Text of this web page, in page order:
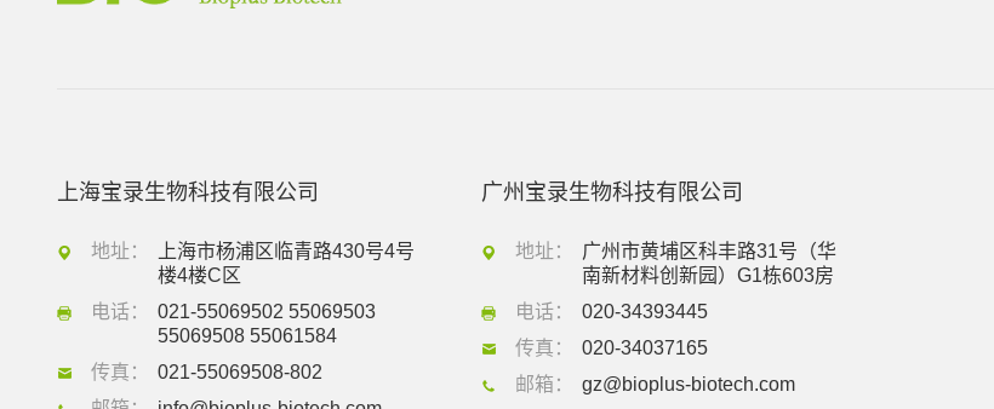
上海宝录生物科技有限公司
地址：
上海市杨浦区临青路430号4号
楼4楼C区
电话：
021-55069502 55069503
55069508 55061584
传真：
021-55069508-802
广州宝录生物科技有限公司
地址：
广州市黄埔区科丰路31号（华
南新材料创新园）G1栋603房
电话：
020-34393445
传真：
020-34037165
邮箱：
gz@bioplus-biotech.com